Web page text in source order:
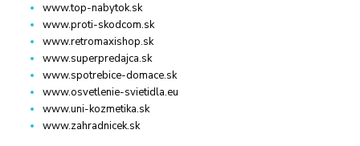
www.top-nabytok.sk
www.proti-skodcom.sk
www.retromaxishop.sk
www.superpredajca.sk
www.spotrebice-domace.sk
www.osvetlenie-svietidla.eu
www.uni-kozmetika.sk
www.zahradnicek.sk